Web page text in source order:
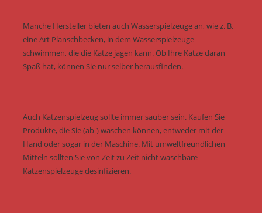
Manche Hersteller bieten auch Wasserspielzeuge an, wie z. B.
eine Art Planschbecken, in dem Wasserspielzeuge
schwimmen, die die Katze jagen kann. Ob Ihre Katze daran
Spaß hat, können Sie nur selber herausfinden.
Auch Katzenspielzeug sollte immer sauber sein. Kaufen Sie
Produkte, die Sie (ab-) waschen können, entweder mit der
Hand oder sogar in der Maschine. Mit umweltfreundlichen
Mitteln sollten Sie von Zeit zu Zeit nicht waschbare
Katzenspielzeuge desinfizieren.